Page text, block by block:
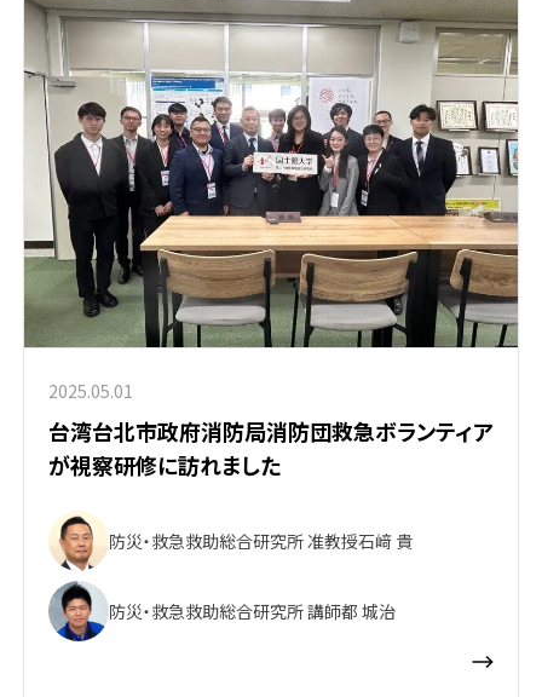
2025.05.01
台湾台北市政府消防局消防団救急ボランティア
が視察研修に訪れました
防災・救急救助総合研究所 准教授石﨑 貴
防災・救急救助総合研究所 講師都 城治